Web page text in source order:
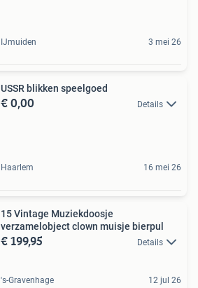
IJmuiden 3 mei 26
USSR blikken speelgoed
€ 0,00 Details
Haarlem 16 mei 26
15 Vintage Muziekdoosje
verzamelobject clown muisje bierpul
€ 199,95 Details
's-Gravenhage 12 jul 26